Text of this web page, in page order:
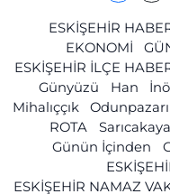
ESKİŞEHİR
EKONOMİ
ESKİŞEHİR İLÇE
Günyüzü
Han
Mihalıççık
Odunpazarı
ROTA
Sarıcakaya
Günün İçinden
ESKİŞEHİR NAMAZ